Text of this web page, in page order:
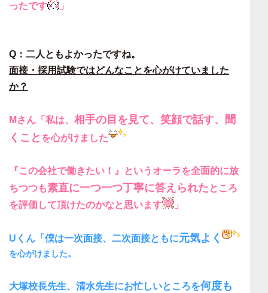
ったです
」
Q：二人ともよかったですね。
面接・採用試験ではどんなことを心がけていました
か？
Mさん「私は、 相手の目を見て、笑顔で話す、聞
くこと を心がけました
『この会社で働きたい！』というオーラを全面的に放
ちつつも素直に一つ一つ丁寧に答えられたところ
を評価して頂けたのかなと思います
」
Uくん「僕は一次面接、二次面接ともに元気よく
を心がけました。
大塚校長先生、清水先生にお忙しいところを何度も